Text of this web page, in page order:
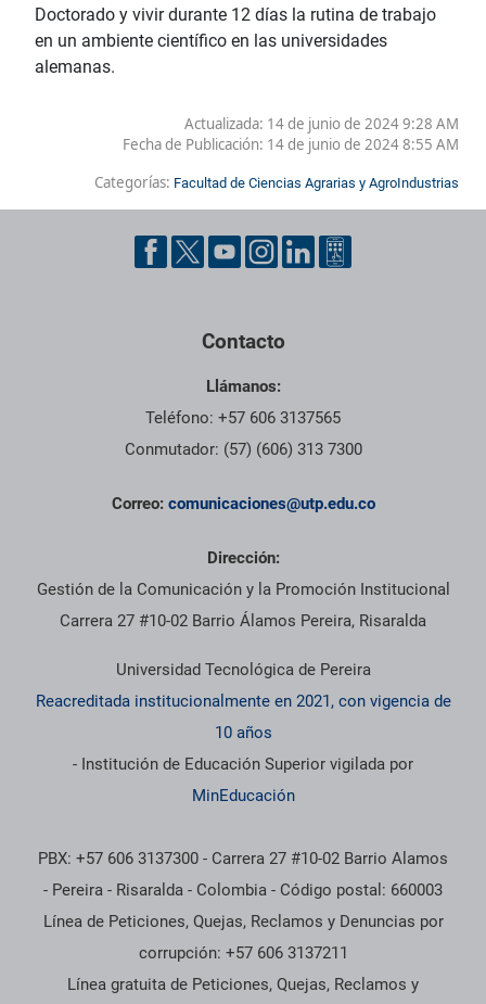
Doctorado y vivir durante 12 días la rutina de trabajo
en un ambiente científico en las universidades
alemanas.
Actualizada: 14 de junio de 2024 9:28 AM
Fecha de Publicación: 14 de junio de 2024 8:55 AM
Categorías: Facultad de Ciencias Agrarias y AgroIndustrias
Contacto
Llámanos:
Teléfono: +57 606 3137565
Conmutador: (57) (606) 313 7300
Correo: comunicaciones@utp.edu.co
Dirección:
Gestión de la Comunicación y la Promoción Institucional
Carrera 27 #10-02 Barrio Álamos Pereira, Risaralda
Universidad Tecnológica de Pereira
Reacreditada institucionalmente en 2021, con vigencia de
10 años
- Institución de Educación Superior vigilada por
MinEducación
PBX: +57 606 3137300 - Carrera 27 #10-02 Barrio Alamos
- Pereira - Risaralda - Colombia - Código postal: 660003
Línea de Peticiones, Quejas, Reclamos y Denuncias por
corrupción: +57 606 3137211
Línea gratuita de Peticiones, Quejas, Reclamos y